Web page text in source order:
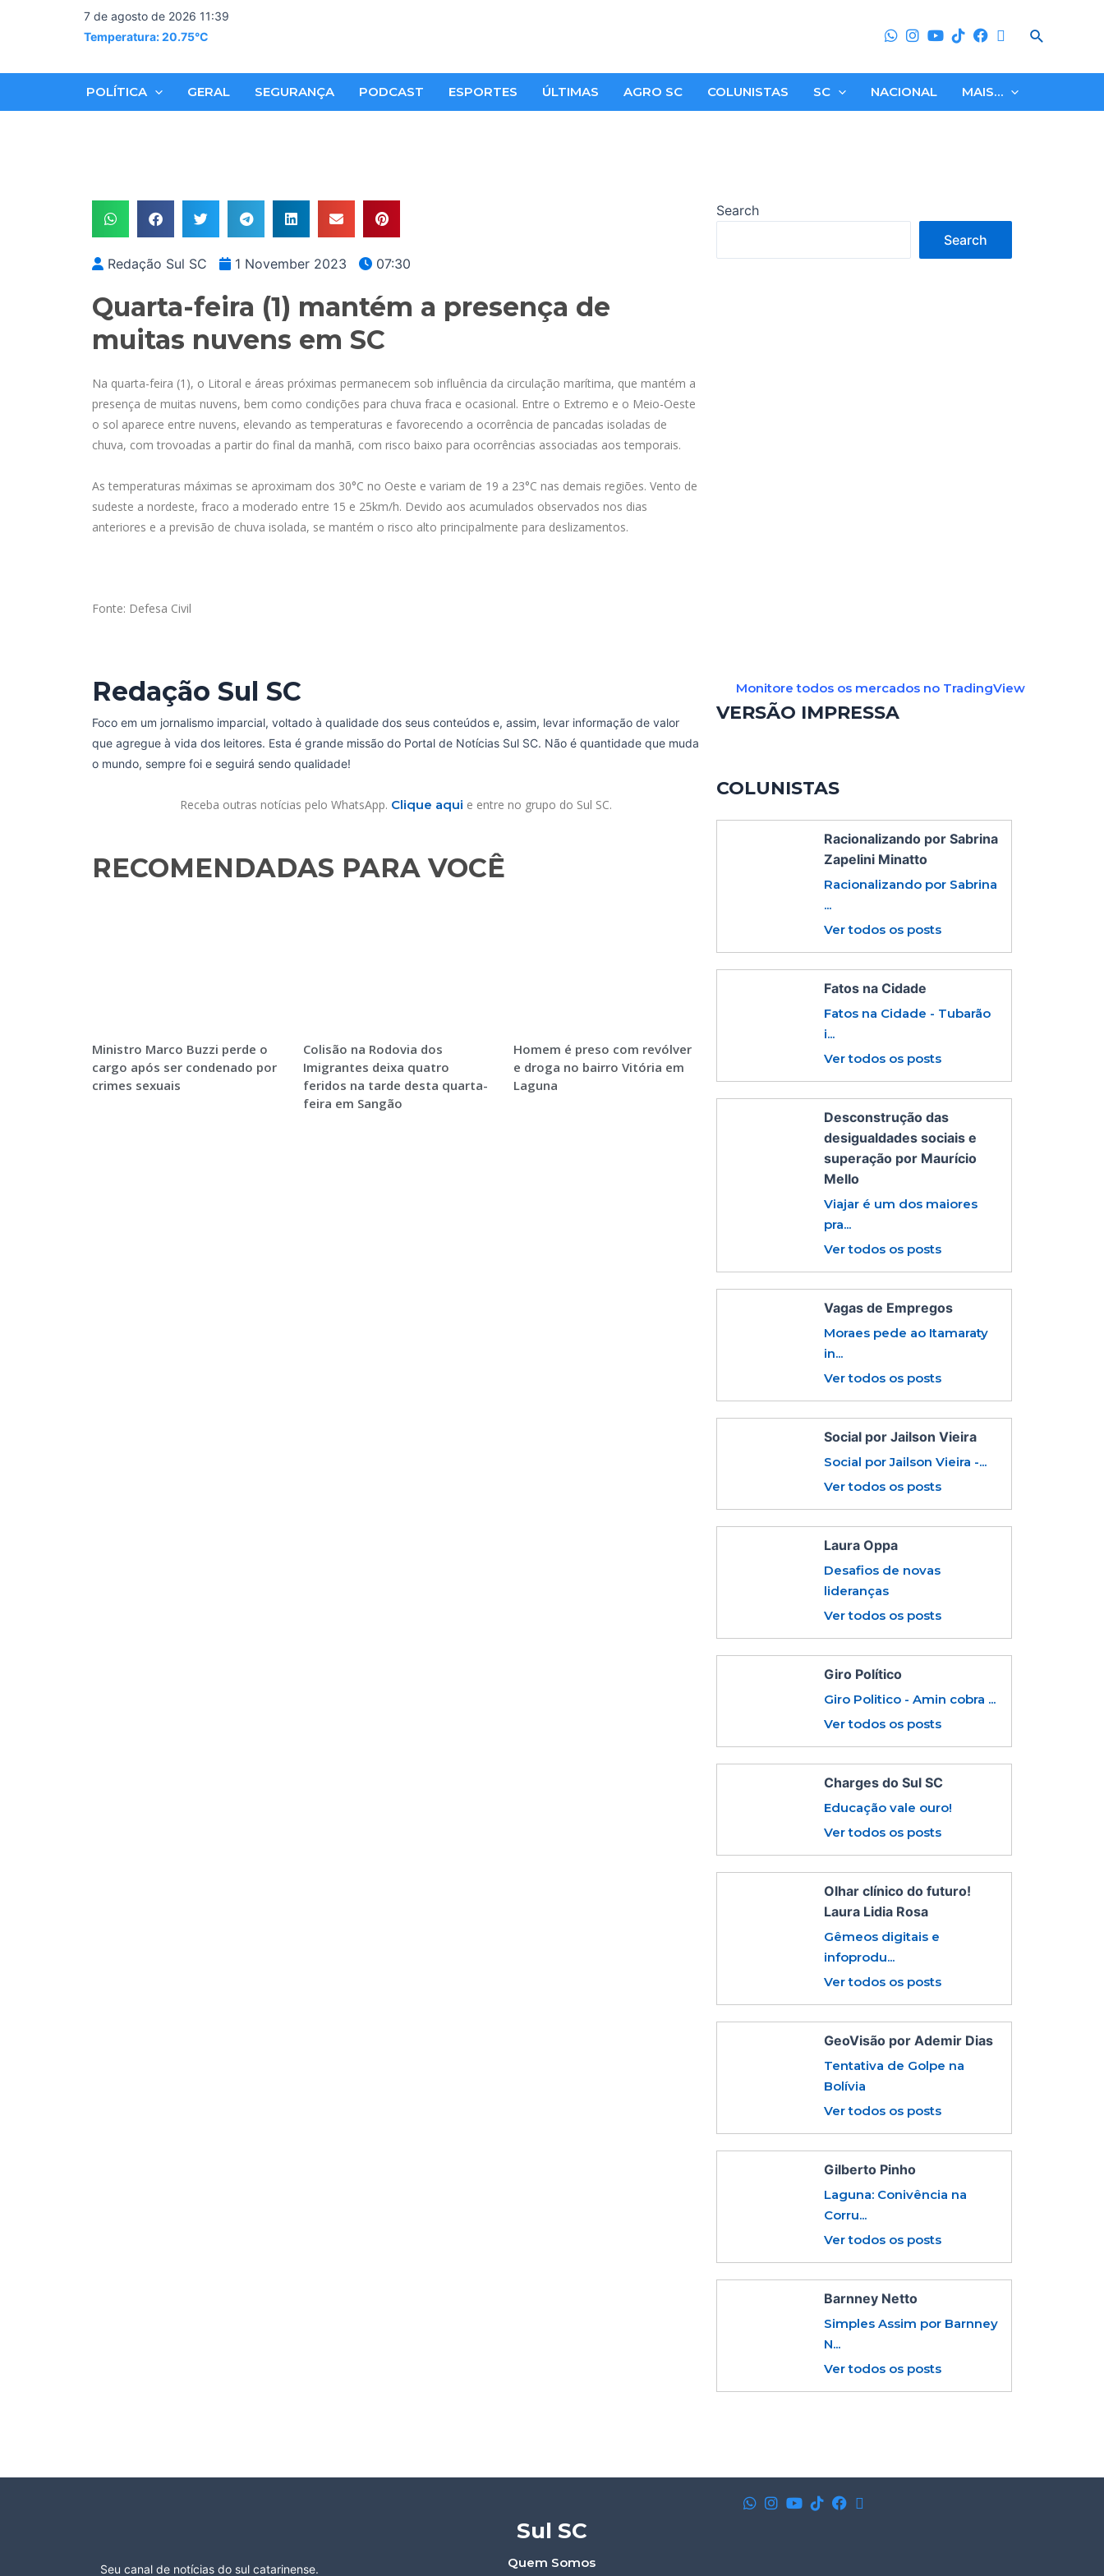
7 de agosto de 2026 11:39
Temperatura: 20.75°C
Search
POLÍTICA GERAL SEGURANÇA PODCAST ESPORTES ÚLTIMAS AGRO SC COLUNISTAS SC NACIONAL MAIS…
Redação Sul SC 1 November 2023 07:30
Quarta-feira (1) mantém a presença de
muitas nuvens em SC
Na quarta-feira (1), o Litoral e áreas próximas permanecem sob influência da circulação marítima, que mantém a
presença de muitas nuvens, bem como condições para chuva fraca e ocasional. Entre o Extremo e o Meio-Oeste
o sol aparece entre nuvens, elevando as temperaturas e favorecendo a ocorrência de pancadas isoladas de
chuva, com trovoadas a partir do final da manhã, com risco baixo para ocorrências associadas aos temporais.
As temperaturas máximas se aproximam dos 30°C no Oeste e variam de 19 a 23°C nas demais regiões. Vento de
sudeste a nordeste, fraco a moderado entre 15 e 25km/h. Devido aos acumulados observados nos dias
anteriores e a previsão de chuva isolada, se mantém o risco alto principalmente para deslizamentos.
Fonte: Defesa Civil
Redação Sul SC
Foco em um jornalismo imparcial, voltado à qualidade dos seus conteúdos e, assim, levar informação de valor
que agregue à vida dos leitores. Esta é grande missão do Portal de Notícias Sul SC. Não é quantidade que muda
o mundo, sempre foi e seguirá sendo qualidade!
Receba outras notícias pelo WhatsApp. Clique aqui e entre no grupo do Sul SC.
RECOMENDADAS PARA VOCÊ​
Ministro Marco Buzzi perde o
cargo após ser condenado por
crimes sexuais
Colisão na Rodovia dos
Imigrantes deixa quatro
feridos na tarde desta quarta-
feira em Sangão
Homem é preso com revólver
e droga no bairro Vitória em
Laguna
Search
Search
Monitore todos os mercados no TradingView
VERSÃO IMPRESSA
COLUNISTAS
Racionalizando por Sabrina
Zapelini Minatto
Racionalizando por Sabrina
...
Ver todos os posts
Fatos na Cidade
Fatos na Cidade - Tubarão
i...
Ver todos os posts
Desconstrução das
desigualdades sociais e
superação por Maurício
Mello
Viajar é um dos maiores
pra...
Ver todos os posts
Vagas de Empregos
Moraes pede ao Itamaraty
in...
Ver todos os posts
Social por Jailson Vieira
Social por Jailson Vieira -...
Ver todos os posts
Laura Oppa
Desafios de novas
lideranças
Ver todos os posts
Giro Político
Giro Politico - Amin cobra ...
Ver todos os posts
Charges do Sul SC
Educação vale ouro!
Ver todos os posts
Olhar clínico do futuro!
Laura Lidia Rosa
Gêmeos digitais e
infoprodu...
Ver todos os posts
GeoVisão por Ademir Dias
Tentativa de Golpe na
Bolívia
Ver todos os posts
Gilberto Pinho
Laguna: Conivência na
Corru...
Ver todos os posts
Barnney Netto
Simples Assim por Barnney
N...
Ver todos os posts
Seu canal de notícias do sul catarinense.
Sul SC
Quem Somos